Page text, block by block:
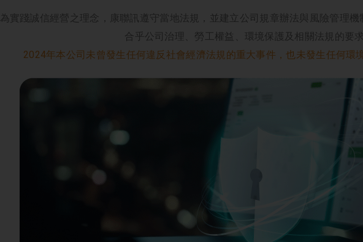
為實踐誠信經營之理念，康聯訊遵守當地法規，並建立公司規章辦法與風險管理
合乎公司治理、勞工權益、環境保護及相關法規的要求
2024年本公司未曾發生任何違反社會經濟法規的重大事件，也未發生任何環